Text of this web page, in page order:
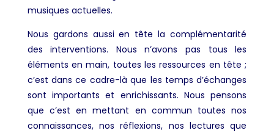
musiques actuelles.
Nous gardons aussi en tête la complémentarité
des interventions. Nous n’avons pas tous les
éléments en main, toutes les ressources en tête ;
c’est dans ce cadre-là que les temps d’échanges
sont importants et enrichissants. Nous pensons
que c’est en mettant en commun toutes nos
connaissances, nos réflexions, nos lectures que